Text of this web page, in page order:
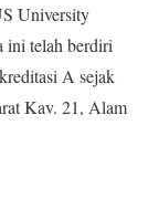
University
ini telah berdiri
A sejak
Kav. 21, Alam